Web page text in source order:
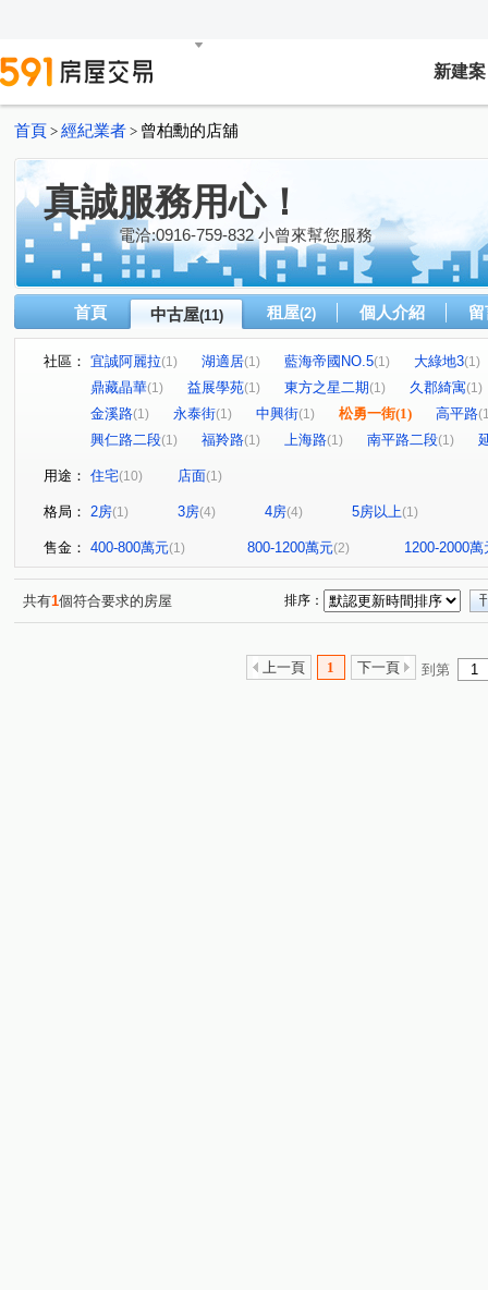
新建案
首頁 > 經紀業者 > 曾柏勳的店舖
真誠服務用心！
電洽:0916-759-832 小曾來幫您服務
首頁 中古屋(11) 租屋(2) 個人介紹
社區： 宜誠阿麗拉(1) 湖適居(1) 藍海帝國NO.5(1) 大綠地3(1)
鼎藏晶華(1) 益展學苑(1) 東方之星二期(1) 久郡綺寓(1)
金溪路(1) 永泰街(1) 中興街(1) 松勇一街(1) 高平路
興仁路二段(1) 福羚路(1) 上海路(1) 南平路二段(1)
用途： 住宅(10) 店面(1)
格局： 2房(1) 3房(4) 4房(4) 5房以上(1)
售金： 400-800萬元(1) 800-1200萬元(2) 1200-2000萬
共有1個符合要求的房屋 排序：
上一頁 1 下一頁 到第